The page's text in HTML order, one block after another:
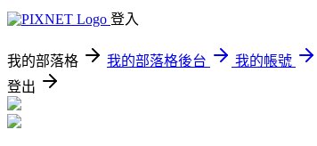
登入
我的部落格 我的部落格後台
我的帳號
登出